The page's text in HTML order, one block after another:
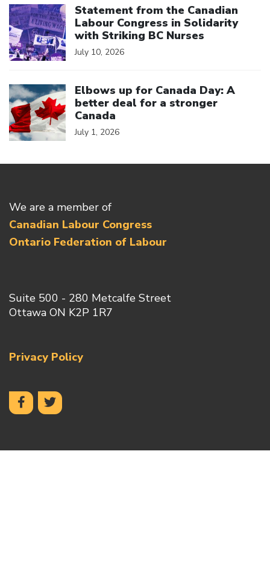
Statement from the Canadian
Labour Congress in Solidarity
with Striking BC Nurses
July 10, 2026
Elbows up for Canada Day: A
better deal for a stronger
Canada
July 1, 2026
We are a member of
Canadian Labour Congress
Ontario Federation of Labour
Suite 500 - 280 Metcalfe Street
Ottawa ON K2P 1R7
Privacy Policy